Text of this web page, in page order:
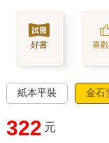
好書 喜
紙本平裝 金石
322 元